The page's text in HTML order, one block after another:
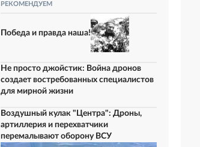
РЕКОМЕНДУЕМ
Победа и правда наша!
Не просто джойстик: Война дронов
создает востребованных специалистов
для мирной жизни
Воздушный кулак "Центра": Дроны,
артиллерия и перехватчики
перемалывают оборону ВСУ